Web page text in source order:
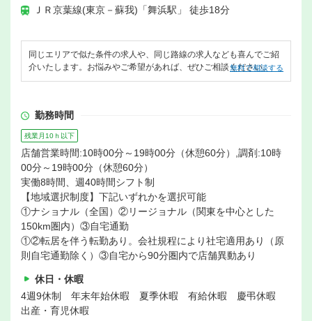
ＪＲ京葉線(東京－蘇我)「舞浜駅」 徒歩18分
同じエリアで似た条件の求人や、同じ路線の求人なども喜んでご紹
介いたします。お悩みやご希望があれば、ぜひご相談ください。
無料で相談する
勤務時間
残業月10ｈ以下
店舗営業時間:10時00分～19時00分（休憩60分）,調剤:10時
00分～19時00分（休憩60分）
実働8時間、週40時間シフト制
【地域選択制度】下記いずれかを選択可能
①ナショナル（全国）②リージョナル（関東を中心とした
150km圏内）③自宅通勤
①②転居を伴う転勤あり。会社規程により社宅適用あり（原
則自宅通勤除く）③自宅から90分圏内で店舗異動あり
休日・休暇
4週9休制 年末年始休暇 夏季休暇 有給休暇 慶弔休暇
出産・育児休暇